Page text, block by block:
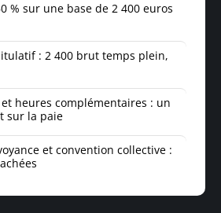
% sur une base de 2 400 euros
: 2 400 brut temps plein,
heures complémentaires : un
sur la paie
et convention collective :